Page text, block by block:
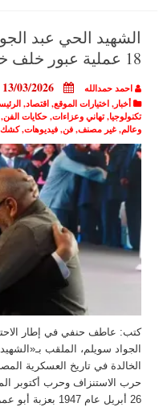
الشهيد الحي عبد
18 عملية عبور خلف خطوط العدو
احمد حمدالله 13/03/2026
أخبار,اختيارات الموقع,اقتصاد,
تكنولوجيا,تهاني وعزاءات,حكايات الفن
وعالم,غير مصنف,فن,فيديوهات,كشك
كتب: عاطف حنفي في إطار
الجواد سويلم، الملقب
الخالدة في تاريخ العسكرية
حرب الاستنزاف وحرب أكتوبر
26 أبريل عام